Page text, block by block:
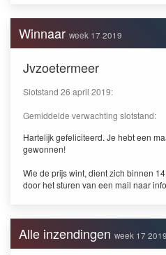
Winnaar week 17 2019
Jvzoetermeer
Slotstand 26 april 2019:
Gemiddelde verwachting slotstand:
Hartelijk gefeliciteerd. Je hebt een
gewonnen!
Wie de prijs wint, dient zich binnen
door het sturen van een mail naar
Alle inzendingen week 17 2019